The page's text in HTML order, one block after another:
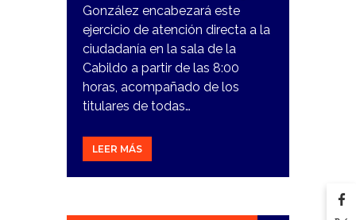
González encabezará este
ejercicio de atención directa a la
ciudadanía en la sala de la
Cabildo a partir de las 8:00
horas, acompañado de los
titulares de todas…
LEER MÁS
15